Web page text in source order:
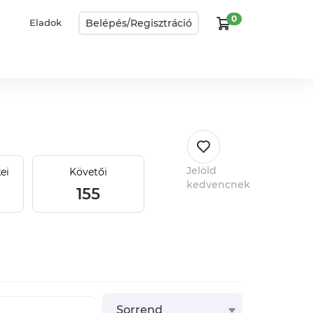
Eladok Belépés/Regisztráció 0
Követői
155
Jelöld
kedvencnek
Sorrend